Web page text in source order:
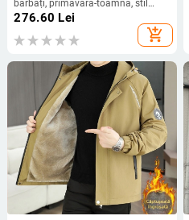
bărbați, primăvară-toamnă, stil
business casual, cu guler înalt,
276.60 Lei
add_shopping_cart